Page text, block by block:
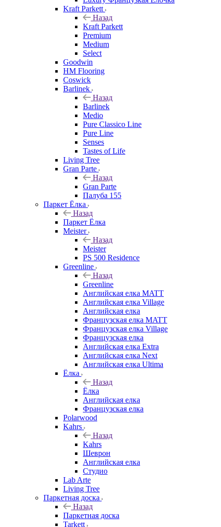
Kraft Parkett
Назад
Kraft Parkett
Premium
Medium
Select
Goodwin
HM Flooring
Coswick
Barlinek
Назад
Barlinek
Medio
Pure Classico Line
Pure Line
Senses
Tastes of Life
Living Tree
Gran Parte
Назад
Gran Parte
Палуба 155
Паркет Ёлка
Назад
Паркет Ёлка
Meister
Назад
Meister
PS 500 Residence
Greenline
Назад
Greenline
Английская елка MATT
Английская елка Village
Английская елка
Французская елка MATT
Французская елка Village
Французская елка
Английская елка Extra
Английская елка Next
Английская елка Ultima
Ёлка
Назад
Ёлка
Английская елка
Французская елка
Polarwood
Kahrs
Назад
Kahrs
Шеврон
Английская елка
Студио
Lab Arte
Living Tree
Паркетная доска
Назад
Паркетная доска
Tarkett